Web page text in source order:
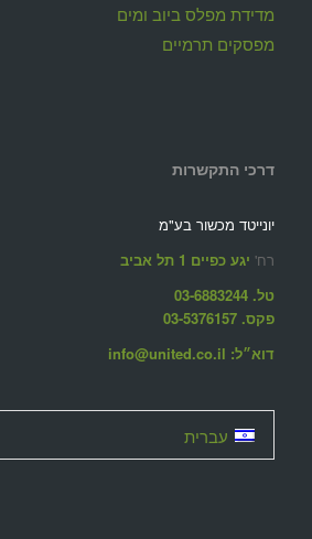
מדידת מפלס ביוב ומים
מפסקים תרמיים
דרכי התקשרות
יונייטד מכשור בע"מ
רח' יגע כפיים 1 תל אביב
טל. 03-6883244
פקס. 03-5376157
דוא״ל: info@united.co.il
עברית